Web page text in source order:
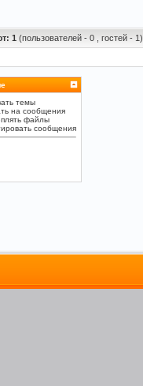
1 (пользователей - 0 , гостей - 1)
темы
на сообщения
файлы
сообщения